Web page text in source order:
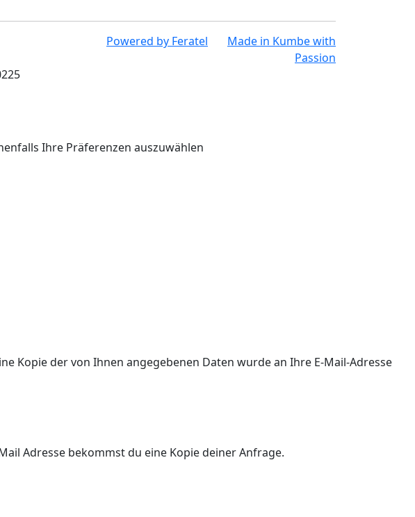
Powered by Feratel Made in Kumbewith
Passion
Ihre Präferenzen auszuwählen
Kopie der von Ihnen angegebenen Daten wurde an Ihre E-Mail-Adresse
Adresse bekommst du eine Kopie deiner Anfrage.